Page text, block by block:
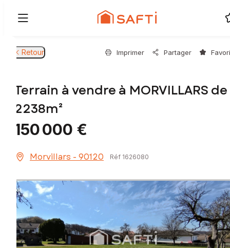
Retour Imprimer Partager
Terrain à vendre à MORVILLARS de
2238m²
150 000 €
Morvillars - 90120 Réf 1626080